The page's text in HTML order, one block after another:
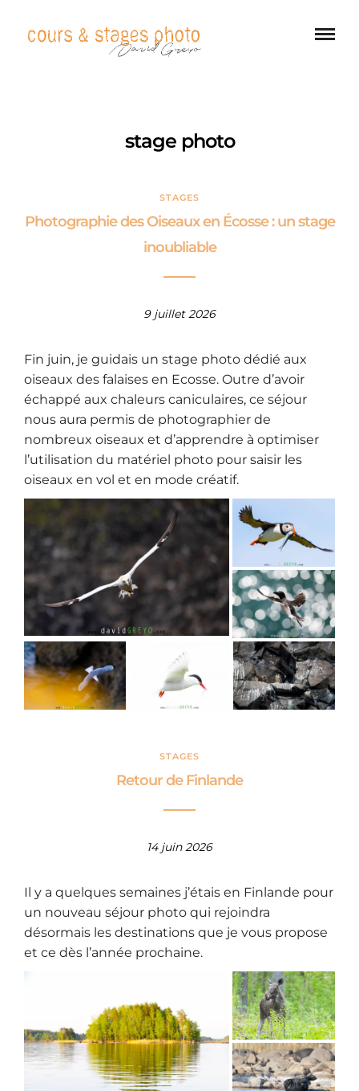
stage photo
STAGES
Photographie des Oiseaux en Écosse : un stage
inoubliable
9 juillet 2026
Fin juin, je guidais un stage photo dédié aux
oiseaux des falaises en Ecosse. Outre d’avoir
échappé aux chaleurs caniculaires, ce séjour
nous aura permis de photographier de
nombreux oiseaux et d’apprendre à optimiser
l’utilisation du matériel photo pour saisir les
oiseaux en vol et en mode créatif.
STAGES
Retour de Finlande
14 juin 2026
Il y a quelques semaines j’étais en Finlande pour
un nouveau séjour photo qui rejoindra
désormais les destinations que je vous propose
et ce dès l’année prochaine.